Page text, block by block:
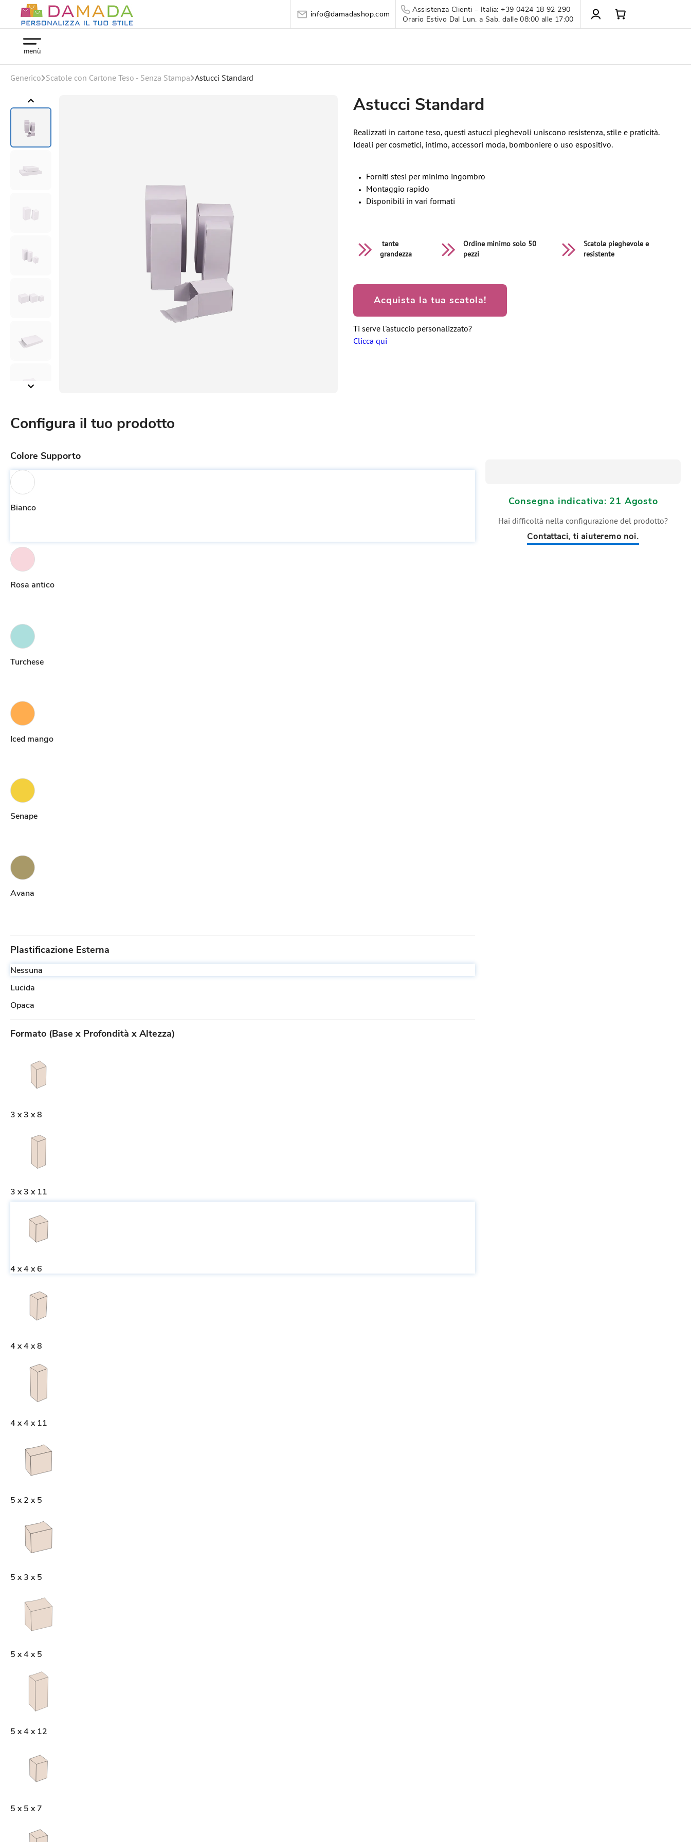
info@damadashop.com
Assistenza Clienti – Italia: +39 0424 18 92 290
Orario Estivo Dal Lun. a Sab. dalle 08:00 alle 17:00
menù
Generico Scatole con Cartone Teso - Senza Stampa Astucci Standard
Astucci Standard
Realizzati in cartone teso, questi astucci pieghevoli uniscono resistenza, stile e praticità.
Ideali per cosmetici, intimo, accessori moda, bomboniere o uso espositivo.
Forniti stesi per minimo ingombro
Montaggio rapido
Disponibili in vari formati
tante
grandezza
Ordine minimo solo 50
pezzi
Scatola pieghevole e
resistente
Acquista la tua scatola!
Ti serve l'astuccio personalizzato?
Clicca qui
Configura il tuo prodotto
Colore Supporto
Bianco
Rosa antico
Turchese
Iced mango
Senape
Avana
Plastificazione Esterna
Nessuna
Lucida
Opaca
Formato (Base x Profondità x Altezza)
3 x 3 x 8
3 x 3 x 11
4 x 4 x 6
4 x 4 x 8
4 x 4 x 11
5 x 2 x 5
5 x 3 x 5
5 x 4 x 5
5 x 4 x 12
5 x 5 x 7
Consegna indicativa: 21 Agosto
Hai difficoltà nella configurazione del prodotto?
Contattaci, ti aiuteremo noi.